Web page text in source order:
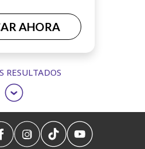
AHORA
RESULTADOS